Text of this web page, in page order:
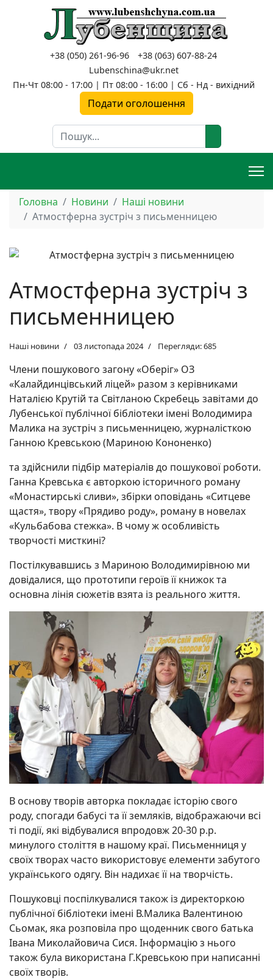
+38 (050) 261-96-96
+38 (063) 607-88-24
Lubenschina@ukr.net
Пн-Чт 08:00 - 17:00 | Пт 08:00 - 16:00 | Сб - Нд - вихідний
Подати оголошення
Пошук
Головна Новини
Наші новини
Атмостферна зустріч з письменницею
Атмостферна зустріч з
письменницею
Наші новини 03 листопада 2024 Перегляди: 685
Члени пошукового загону «Оберіг» ОЗ
«Калайдинцівський ліцей» разом з керівниками
Наталією Крутій та Світланою Скребець завітами до
Лубенської публічної бібліотеки імені Володимира
Малика на зустріч з письменницею, журналісткою
Ганною Кревською (Мариною Кононенко)
та здійснили підбір матеріалів до пошукової роботи.
Ганна Кревська є авторкою історичного роману
«Монастирські сливи», збірки оповідань «Ситцеве
щастя», твору «Прядиво роду», роману в новелах
«Кульбабова стежка». В чому ж особливість
творчості мисткині?
Постілкувавшись з Мариною Володимирівною ми
довідалися, що прототипи героїв її книжок та
основна лінія сюжетів взята із реального життя.
В основу творів авторка покладає історію свого
роду, спогади бабусі та її земляків, відображаючи всі
ті події, які відбувалися впродовж 20-30 р.р.
минулого століття в нашому краї. Письменниця у
своїх творах часто використовує елементи забутого
українського одягу. Він надихає її на творчість.
Пошуковці поспілкувалися також із директоркою
публічної бібліотеки імені В.Малика Валентиною
Сьомак, яка розповіла про щоденник свого батька
Івана Миколайовича Сися. Інформацію з нього
також була використана Г.Кревською при написанні
своїх творів.